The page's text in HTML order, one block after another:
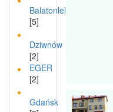
Balatonlelle
[5]
Dziwnów
[2]
EGER
[2]
Gdańsk